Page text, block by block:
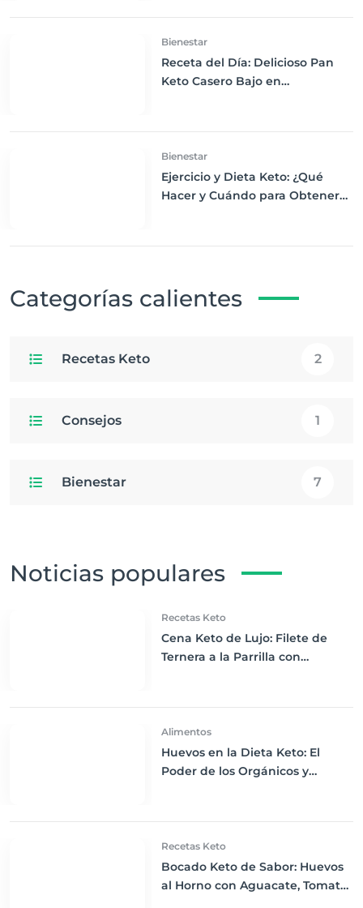
Bienestar
Receta del Día: Delicioso Pan
Keto Casero Bajo en
Bienestar
Ejercicio y Dieta Keto: ¿Qué
Hacer y Cuándo para Obtener
Categorías calientes
Recetas Keto 2
Consejos 1
Bienestar 7
Noticias populares
Recetas Keto
Cena Keto de Lujo: Filete de
Ternera a la Parrilla con
Alimentos
Huevos en la Dieta Keto: El
Poder de los Orgánicos y
Recetas Keto
Bocado Keto de Sabor: Huevos
al Horno con Aguacate, Tomate